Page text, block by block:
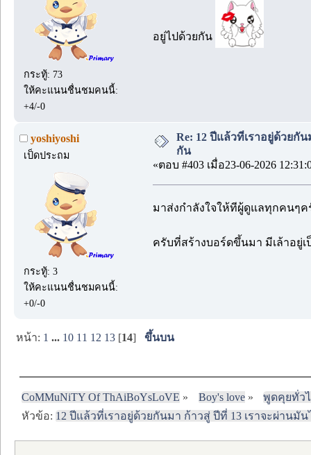
กระทู้: 73
ให้คะแนนชื่นชมคนนี้:
+4/-0
อยู่ไปด้วยกัน
yoshiyoshi
เป็ดประถม
กระทู้: 3
ให้คะแนนชื่นชมคนนี้:
+0/-0
Re: 12 ปีแล้วที่เราอยู่ด้วยกั
กัน
«ตอบ #403 เมื่อ23-06-2026
มาส่งกำลังใจให้ทีผู้ดูแลทุกคนๆค
ครับที่สร้างบอร์ดขึ้นมา มีเล้าอยู่
หน้า: 1 ... 10 11 12 13 [14]ขึ้นบน
CoMMuNiTY Of ThAiBoYsLoVE » Boy's love»
พูดคุยทั่ว
หัวข้อ: 12 ปีแล้วที่เราอยู่ด้วยกันมา ก้าวสู่ ปีที่ 13 เราจะผ่านมั